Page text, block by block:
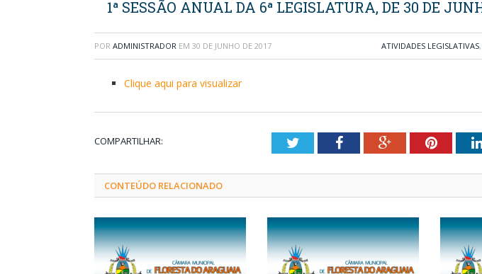
1ª SESSÃO ANUAL DA 6ª LEGISLATURA, DE 30 DE
POR ADMINISTRADOR EM 30 DE JUNHO DE 2017 ATIVIDADES LEGISLATIVAS,
Clique aqui para visualizar
COMPARTILHAR: TwitterFacebookGoogle+
CONTEÚDO RELACIONADO